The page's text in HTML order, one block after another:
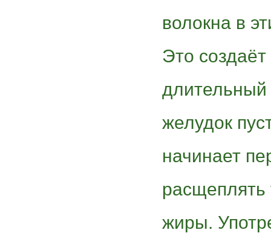
волокна в
Это
длительный
желудок
начинает
жиры.